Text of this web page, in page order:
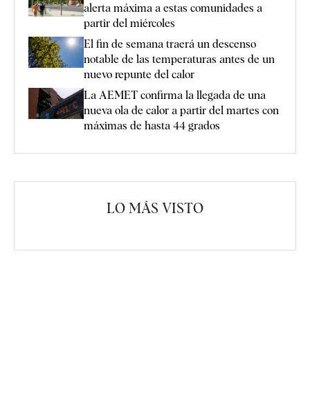
alerta máxima a estas comunidades a
partir del miércoles
El fin de semana traerá un descenso
notable de las temperaturas antes de un
nuevo repunte del calor
La AEMET confirma la llegada de una
nueva ola de calor a partir del martes con
máximas de hasta 44 grados
LO MÁS VISTO